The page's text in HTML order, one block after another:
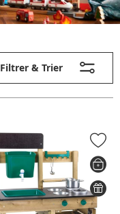
Filtrer & Trier